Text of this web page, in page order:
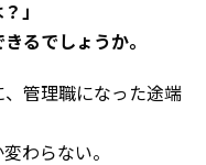
」
るでしょうか。
管理職になった途端
わらない。